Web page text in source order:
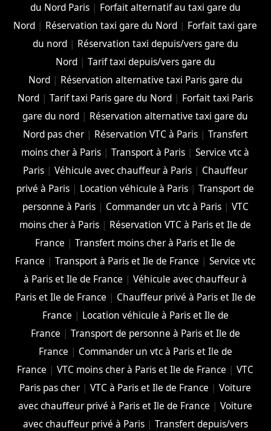
du Nord Paris| Forfait alternatif au taxi gare du
Nord | Réservation taxi gare du Nord | Forfait taxi gare
du nord| Réservation taxi depuis/vers gare du
Nord| Tarif taxi depuis/vers gare du
Nord| Réservation alternative taxi Paris gare du
Nord |Tarif taxi Paris gare du Nord | Forfait taxi Paris
gare du nord | Réservation alternative taxi gare du
Nord pas cher| Réservation VTC à Paris| Transfert
moins cher à Paris |Transport à Paris |Service vtc à
Paris |Véhicule avec chauffeur à Paris | Chauffeur
privé à Paris | Location véhicule à Paris |Transport de
personne à Paris| Commander un vtc à Paris| VTC
moins cher à Paris | Réservation VTC à Paris et Ile de
France |Transfert moins cher à Paris et Ile de
France |Transport à Paris et Ile de France |Service vtc
à Paris et Ile de France |Véhicule avec chauffeur à
Paris et Ile de France | Chauffeur privé à Paris et Ile de
France | Location véhicule à Paris et Ile de
France | Transport de personne à Paris et Ile de
France | Commander un vtc à Paris et Ile de
France |VTC moins cher à Paris et Ile de France |VTC
Paris pas cher |VTC à Paris et Ile de France |Voiture
avec chauffeur privé à Paris et Ile de France |Voiture
avec chauffeur privé à Paris| Transfert depuis/vers